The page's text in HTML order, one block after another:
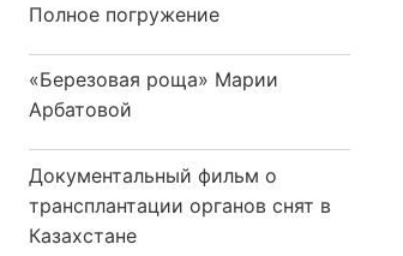
Полное погружение
«Березовая роща» Марии
Арбатовой
Документальный фильм о
трансплантации органов снят в
Казахстане